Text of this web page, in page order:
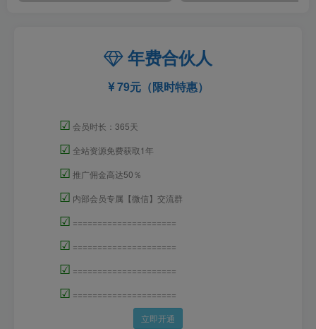
年费合伙人
79元（限时特惠）
☑ 会员时长：365天
☑ 全站资源免费获取1年
☑ 推广佣金高达50％
☑ 内部会员专属【微信】交流群
☑ =====================
☑ =====================
☑ =====================
☑ =====================
立即开通